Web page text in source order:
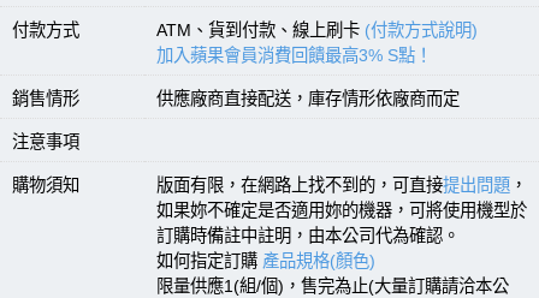
付款方式 ATM、貨到付款、線上刷卡 (付款方式說明)
加入蘋果會員消費回饋最高3% S點！
銷售情形 供應廠商直接配送，庫存情形依廠商而定
注意事項
購物須知 版面有限，在網路上找不到的，可直接提出問題 ，
如果妳不確定是否適用妳的機器，可將使用機型於
訂購時備註中註明，由本公司代為確認。
如何指定訂購 產品規格(顏色)
限量供應1(組/個)，售完為止(大量訂購請洽本公